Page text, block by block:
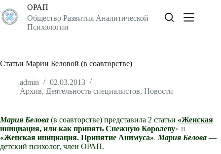
Перейти
к
сути
ОРАП
Общество Развития Аналитической
Психологии
Статьи Марии Беловой (в соавторстве)
admin
02.03.2013
Архив, Деятельность специалистов, Новости
Мария Белова (в соавторстве) представила 2 статьи «Женская
инициация, или как принять Снежную Королеву» и
«Женская инициация. Принятие Анимуса». Мария Белова —
детский психолог, член ОРАП.